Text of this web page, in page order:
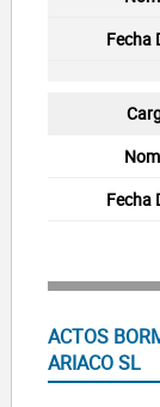
ACTOS
ARIACO SL